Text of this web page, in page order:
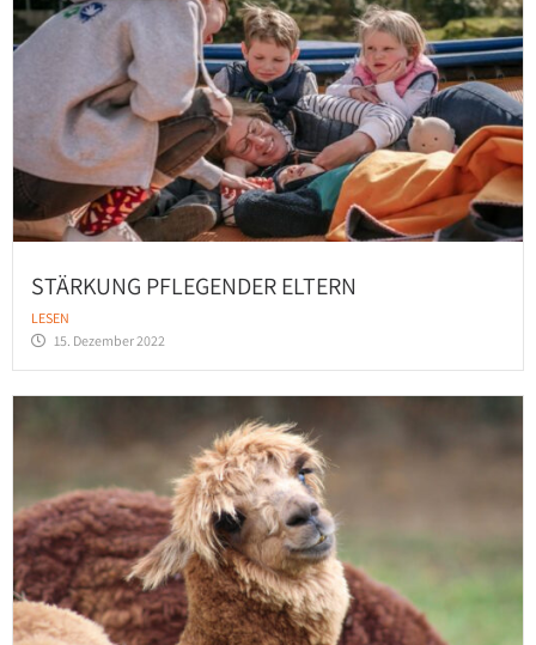
STÄRKUNG PFLEGENDER ELTERN
LESEN
15. Dezember 2022